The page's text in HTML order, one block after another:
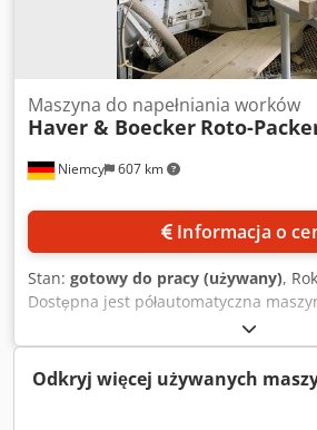
Niemcy 607 km
Maszyna do napełniania worków
Haver & Boecker Roto-
Informacja o
Stan: gotowy do pracy (używany),
Dostępna jest półautomatyczna
worki firmy Haver & Boecker. Stacje: 6,
25 kg, wydajność napełniania: 1600
worków: wapno palone/wapno
hydratyzowane/cement/gips,
Odkryj więcej używanych